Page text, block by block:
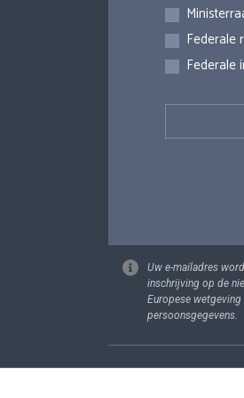
Inschrijvingen
Federale
Federale
Uw e-mailadres
inschrijving op de
Europese
persoonsgegevens.
Footer